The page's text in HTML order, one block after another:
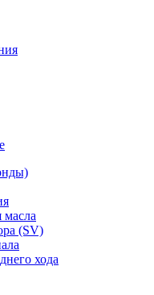
масла
(SV)
хода